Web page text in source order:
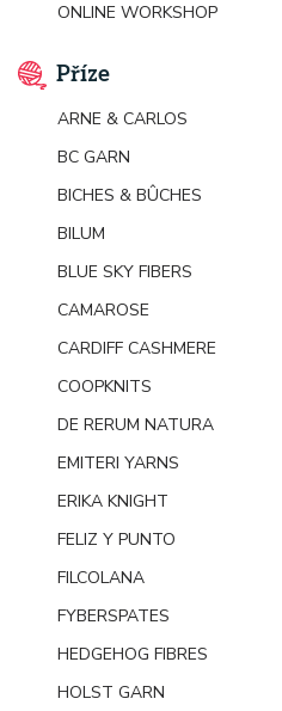
ONLINE WORKSHOP
Příze
ARNE & CARLOS
BC GARN
BICHES & BÛCHES
BILUM
BLUE SKY FIBERS
CAMAROSE
CARDIFF CASHMERE
COOPKNITS
DE RERUM NATURA
EMITERI YARNS
ERIKA KNIGHT
FELIZ Y PUNTO
FILCOLANA
FYBERSPATES
HEDGEHOG FIBRES
HOLST GARN